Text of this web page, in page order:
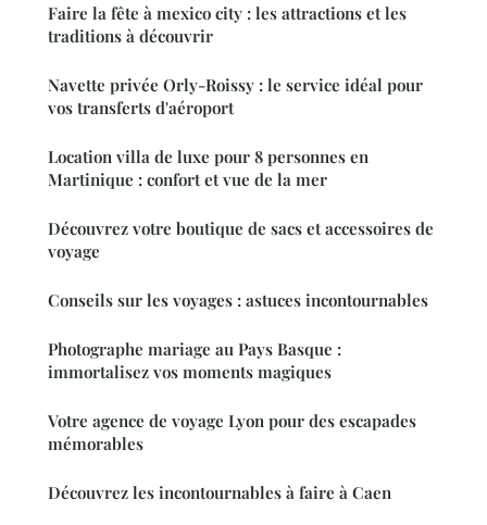
Faire la fête à mexico city : les attractions et les
traditions à découvrir
Navette privée Orly-Roissy : le service idéal pour
vos transferts d'aéroport
Location villa de luxe pour 8 personnes en
Martinique : confort et vue de la mer
Découvrez votre boutique de sacs et accessoires de
voyage
Conseils sur les voyages : astuces incontournables
Photographe mariage au Pays Basque :
immortalisez vos moments magiques
Votre agence de voyage Lyon pour des escapades
mémorables
Découvrez les incontournables à faire à Caen